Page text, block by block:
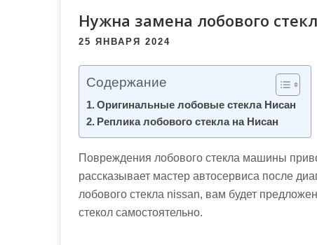
Нужна замена лобового
25 ЯНВАРЯ 2024
Содержание
Оригинальные лобовые стекла Нисан
Реплика лобового стекла на Нисан
Повреждения лобового стекла машины
рассказывает мастер автосервиса после
лобового стекла nissan, вам будет
стекол самостоятельно.